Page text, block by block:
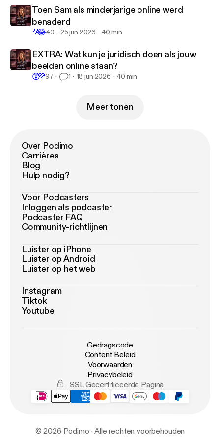
Toen Sam als minderjarige online werd
benaderd
💜😂49 25 jun 2026 40 min
EXTRA: Wat kun je juridisch doen als jouw
beelden online staan?
😲💜97 1 18 jun 2026 40 min
Meer tonen
Over Podimo
Carrières
Blog
Hulp nodig?
Voor Podcasters
Inloggen als podcaster
Podcaster FAQ
Community-richtlijnen
Luister op iPhone
Luister op Android
Luister op het web
Instagram
Tiktok
Youtube
Gedragscode
Content Beleid
Voorwaarden
Privacybeleid
SSL Gecertificeerde Pagina
© 2026 Podimo · Alle rechten voorbehouden